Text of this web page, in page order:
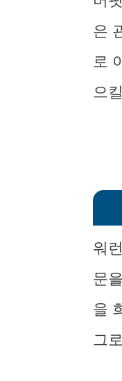
은
로
으
워
문
을
그